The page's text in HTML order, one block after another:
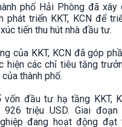
phố Hải Phòng đã xây
phát triển KKT, KCN để
tiến thu hút nhà đầu tư.
của KKT, KCN đã góp
hiện các chỉ tiêu tăng
thành phố.
vốn đầu tư hạ tầng KKT,
triệu USD. Giai đoạn
đang hoạt động